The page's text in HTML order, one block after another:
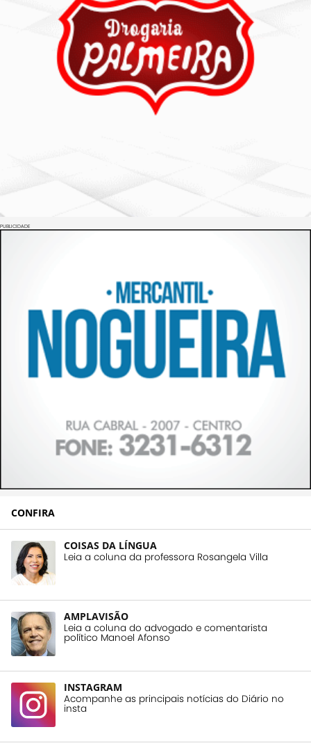
PUBLICIDADE
CONFIRA
COISAS DA LÍNGUA
Leia a coluna da professora Rosangela Villa
AMPLAVISÃO
Leia a coluna do advogado e comentarista
político Manoel Afonso
INSTAGRAM
Acompanhe as principais notícias do Diário no
insta